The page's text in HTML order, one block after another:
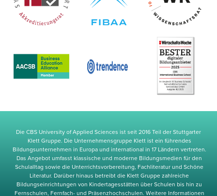
Die CBS University of Applied Sciences ist seit 2016 Teil der Stuttgarter
Klett Gruppe. Die Unternehmensgruppe Klett ist ein führendes
Bildungsunternehmen in Europa und international in 17 Ländern vertreten.
Das Angebot umfasst klassische und moderne Bildungsmedien für den
Schulalltag sowie die Unterrichtsvorbereitung, Fachliteratur und Schöne
Literatur. Darüber hinaus betreibt die Klett Gruppe zahlreiche
Bildungseinrichtungen von Kindertagesstätten über Schulen bis hin zu
Fernschulen, Fernfach- und Präsenzhochschulen. Weitere Informationen